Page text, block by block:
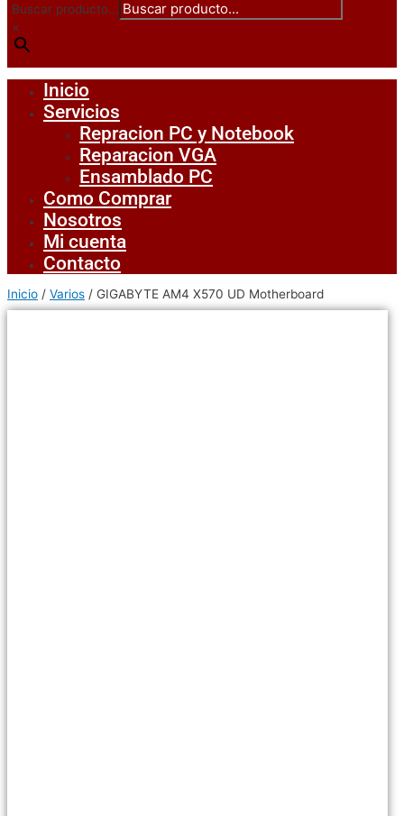
Buscar producto...
×
Inicio
Servicios
Repracion PC y Notebook
Reparacion VGA
Ensamblado PC
Como Comprar
Nosotros
Mi cuenta
Contacto
Inicio / Varios / GIGABYTE AM4 X570 UD Motherboard